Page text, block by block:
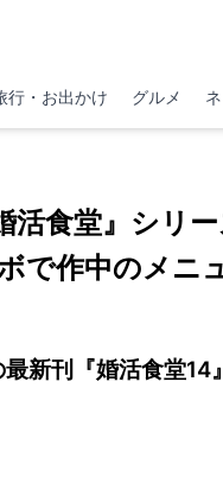
行・お出かけ グルメ
活食堂』シリ
で作中のメニ
最新刊『婚活食堂14